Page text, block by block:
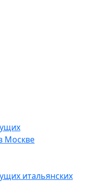
Москве
итальянских